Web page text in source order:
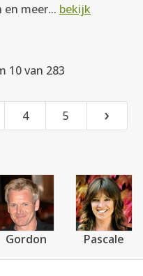
meer... bekijk
10 van 283
4 5 ›
Gordon Pascale